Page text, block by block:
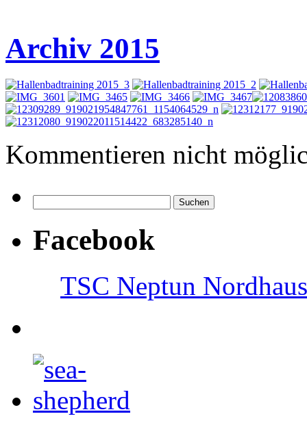
Archiv 2015
Kommentieren nicht
Facebook
TSC Neptun